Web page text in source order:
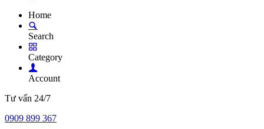
Home
Search
Category
Account
Tư vấn 24/7
0909 899 367